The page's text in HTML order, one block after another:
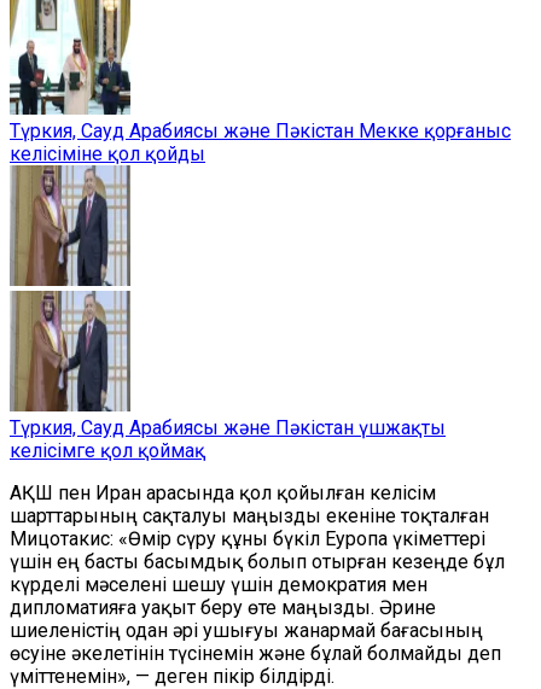
Түркия, Сауд Арабиясы және Пәкістан Мекке қорғаныс
келісіміне қол қойды
Түркия, Сауд Арабиясы және Пәкістан үшжақты
келісімге қол қоймақ
АҚШ пен Иран арасында қол қойылған келісім
шарттарының сақталуы маңызды екеніне тоқталған
Мицотакис: «Өмір сүру құны бүкіл Еуропа үкіметтері
үшін ең басты басымдық болып отырған кезеңде бұл
күрделі мәселені шешу үшін демократия мен
дипломатияға уақыт беру өте маңызды. Әрине
шиеленістің одан әрі ушығуы жанармай бағасының
өсуіне әкелетінін түсінемін және бұлай болмайды деп
үміттенемін», — деген пікір білдірді.